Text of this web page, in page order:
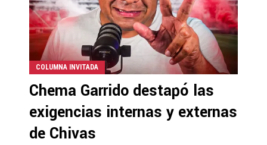
COLUMNA INVITADA
Chema Garrido destapó las
exigencias internas y externas
de Chivas